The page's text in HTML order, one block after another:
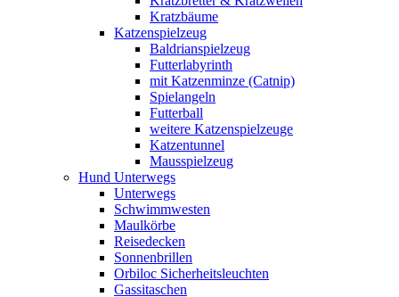
Kratzbäume
Katzenspielzeug
Baldrianspielzeug
Futterlabyrinth
mit Katzenminze (Catnip)
Spielangeln
Futterball
weitere Katzenspielzeuge
Katzentunnel
Mausspielzeug
Hund Unterwegs
Unterwegs
Schwimmwesten
Maulkörbe
Reisedecken
Sonnenbrillen
Orbiloc Sicherheitsleuchten
Gassitaschen